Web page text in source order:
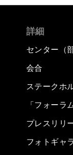
詳細
センター（
会合
ステークホ
「フォーラ
プレスリリ
フォトギャ